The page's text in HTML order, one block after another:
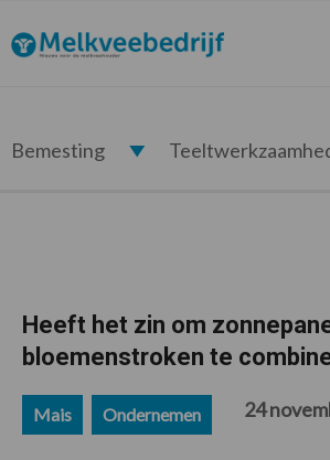
de
hoofdnavigatie
de
hoofd
de
eerste
de
voettekst
Melkveebedrijf.nl
Bemesting
Heeft het zin om
bloemenstroken te
Mais Ondernemen 24